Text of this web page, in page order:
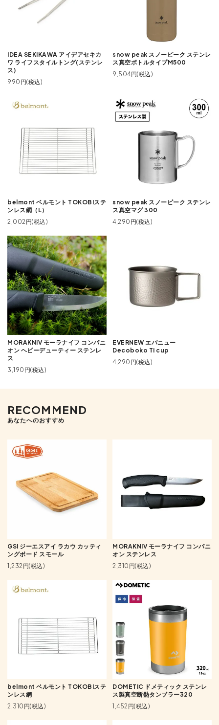
IDEA SEKIKAWA アイデアセキカ
ワ ライフスタイルトング(ステンレ
ス)
990円(税込)
snow peak スノーピーク ステンレ
ス真空ボトルタイプM500
9,504円(税込)
belmont ベルモント TOKOBIステ
ンレス網（L）
2,002円(税込)
snow peak スノーピーク ステンレ
ス真空マグ 300
4,290円(税込)
MORAKNIV モーラナイフ コンパニ
オン ヘビーデューティー ステンレ
ス
3,190円(税込)
EVERNEW エバニュー
Decoboko Ti cup
4,290円(税込)
RECOMMEND
あなたへのおすすめ
GSI ジーエスアイ ラカウ カッティ
ングボード スモール
1,232円(税込)
MORAKNIV モーラナイフ コンパニ
オン ステンレス
2,310円(税込)
belmont ベルモント TOKOBIステ
ンレス網
2,310円(税込)
DOMETIC ドメティック ステンレ
ス製真空断熱タンブラー320
1,452円(税込)